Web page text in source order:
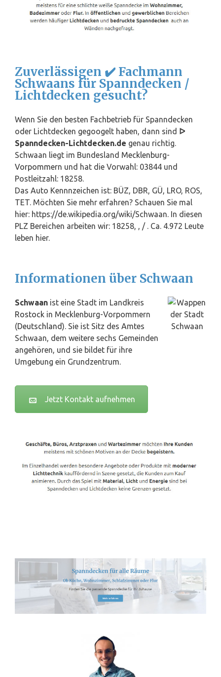
Zuverlässigen ✔️ Fachmann
Schwaans für Spanndecken /
Lichtdecken gesucht?
Wenn Sie den besten Fachbetrieb für Spanndecken
oder Lichtdecken gegoogelt haben, dann sind ᐅ
Spanndecken-Lichtdecken.de genau richtig.
Schwaan liegt im Bundesland Mecklenburg-
Vorpommern und hat die Vorwahl: 03844 und
Postleitzahl: 18258.
Das Auto Kennnzeichen ist: BÜZ, DBR, GÜ, LRO, ROS,
TET. Möchten Sie mehr erfahren? Schauen Sie mal
hier: https://de.wikipedia.org/wiki/Schwaan. In diesen
PLZ Bereichen arbeiten wir: 18258, , / . Ca. 4.972 Leute
leben hier.
Informationen über Schwaan
Schwaan ist eine Stadt im Landkreis
Rostock in Mecklenburg-Vorpommern
(Deutschland). Sie ist Sitz des Amtes
Schwaan, dem weitere sechs Gemeinden
angehören, und sie bildet für ihre
Umgebung ein Grundzentrum.
Jetzt Kontakt aufnehmen